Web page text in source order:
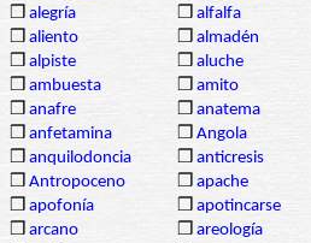
❒ alegría ❒ alfalfa
❒ aliento ❒ almadén
❒ alpiste ❒ aluche
❒ ambuesta ❒ amito
❒ anafre ❒ anatema
❒ anfetamina ❒ Angola
❒ anquilodoncia ❒ anticresis
❒ Antropoceno ❒ apache
❒ apofonía ❒ apotincarse
❒ arcano ❒ areología